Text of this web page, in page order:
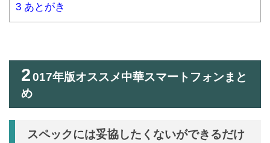
3 あとがき
2017年版オススメ中華スマートフォンまと
め
スペックには妥協したくないができるだけ